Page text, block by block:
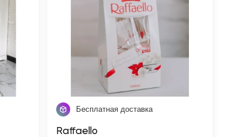
Бесплатная доставка
Raffaello